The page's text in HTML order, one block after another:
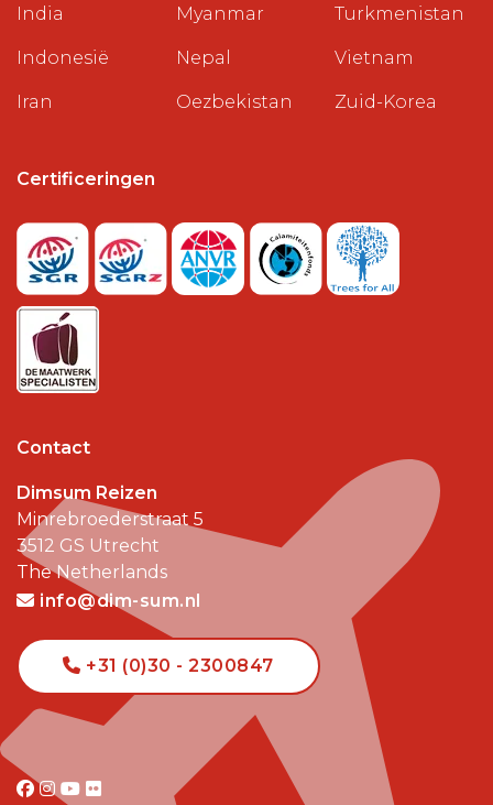
India
Indonesië
Iran
Myanmar
Nepal
Oezbekistan
Turkmenistan
Vietnam
Zuid-Korea
Certificeringen
Contact
Dimsum Reizen
Minrebroederstraat 5
3512 GS Utrecht
The Netherlands
info@dim-sum.nl
+31 (0)30 - 2300847